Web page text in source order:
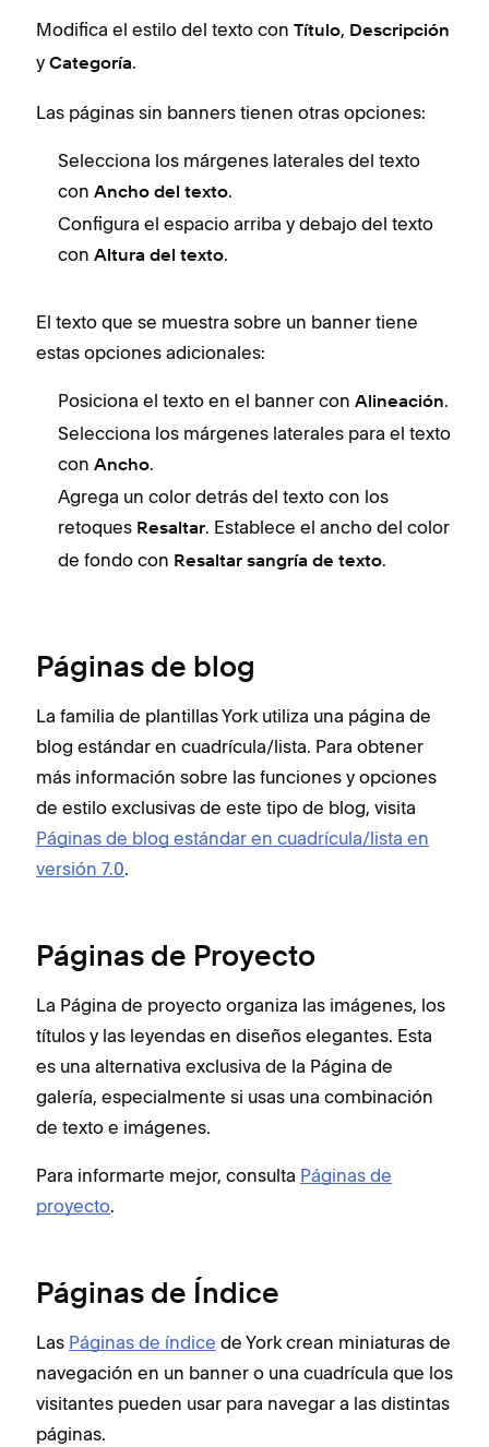
Modifica el estilo del texto con Título, Descripción
y Categoría.
Las páginas sin banners tienen otras opciones:
Selecciona los márgenes laterales del texto
con Ancho del texto.
Configura el espacio arriba y debajo del texto
con Altura del texto.
El texto que se muestra sobre un banner tiene
estas opciones adicionales:
Posiciona el texto en el banner con Alineación.
Selecciona los márgenes laterales para el texto
con Ancho.
Agrega un color detrás del texto con los
retoques Resaltar. Establece el ancho del color
de fondo con Resaltar sangría de texto.
Páginas de blog
La familia de plantillas York utiliza una página de
blog estándar en cuadrícula/lista. Para obtener
más información sobre las funciones y opciones
de estilo exclusivas de este tipo de blog, visita
Páginas de blog estándar en cuadrícula/lista en
versión 7.0.
Páginas de Proyecto
La Página de proyecto organiza las imágenes, los
títulos y las leyendas en diseños elegantes. Esta
es una alternativa exclusiva de la Página de
galería, especialmente si usas una combinación
de texto e imágenes.
Para informarte mejor, consulta Páginas de
proyecto.
Páginas de Índice
Las Páginas de índice de York crean miniaturas de
navegación en un banner o una cuadrícula que los
visitantes pueden usar para navegar a las distintas
páginas.